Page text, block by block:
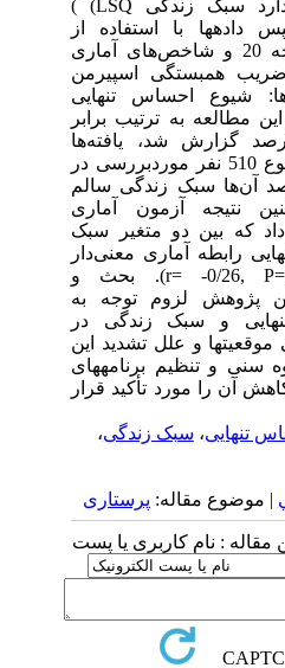
و پرسشنامه استاندارد سبک زندگی LSQ) )
با استفاده از
نرم‌افزار SPSS نسخه 20 و شاخص‌های آماری
همبستگی اسپیرمن
شیوع احساس تنهایی
به ترتیب برابر
و 3/40درصد گزارش شد، یافته‌ها
نشان داد که از مجموع 510 نفر موردبررسی در
89 درصد آن‌ها سبک زندگی سالم
نتیجه آزمون آماری
که بین دو متغیر سبک
رابطه آماری معنی‌دار
وجود دارد (r= -0/26, P=0/001). بحث و
پژوهش لزوم توجه به
و سبک زندگی در
و علل تشدید این
و تنظیم برنامه­های
آن را مورد تأکید قرار
تنهایی،سبک زندگی،
موضوع مقاله:پرستاری
: نام کاربری یا پست